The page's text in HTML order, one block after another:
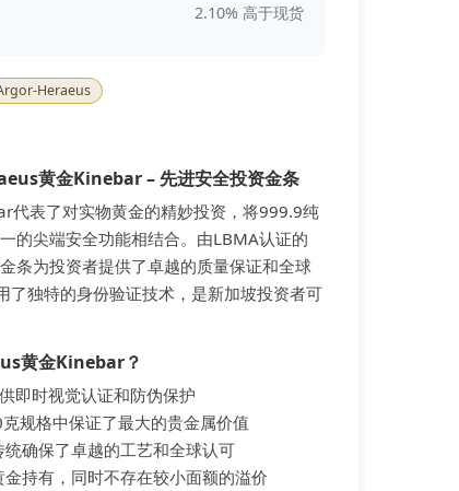
2.10% 高于现货
Heraeus
黄金Kinebar – 先进安全投资金条
表了对实物黄金的精妙投资，将999.9纯
的尖端安全功能相结合。由LBMA认证的
条为投资者提供了卓越的质量保证和全球
独特的身份验证技术，是新加坡投资者可
黄金Kinebar？
即时视觉认证和防伪保护
规格中保证了最大的贵金属价值
确保了卓越的工艺和全球认可
持有，同时不存在较小面额的溢价